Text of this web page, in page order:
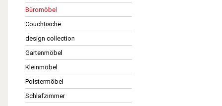
Büromöbel
Couchtische
design collection
Gartenmöbel
Kleinmöbel
Polstermöbel
Schlafzimmer